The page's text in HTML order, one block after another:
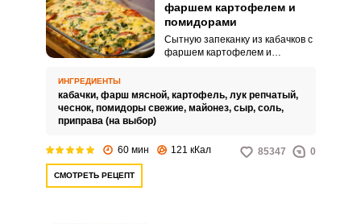
фаршем картофелем и
помидорами
Сытную запеканку из кабачков с
фаршем картофелем и
получается питательным и
аппетитным благодаря
ИНГРЕДИЕНТЫ
кабачки, фарш мясной, картофель, лук репчатый,
чеснок, помидоры свежие, майонез, сыр, соль,
приправа (на выбор)
60 мин 121 кКал 85347 0
СМОТРЕТЬ РЕЦЕПТ